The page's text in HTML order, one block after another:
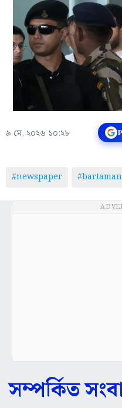
৯ মে, ২০২৬ ১০:২৮
#newspaper #bartaman
সম্পর্কিত